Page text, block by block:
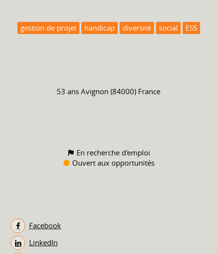
gestion de projet handicap diversité social ESS
53 ans Avignon (84000) France
En recherche d'emploi
Ouvert aux opportunités
Facebook
LinkedIn